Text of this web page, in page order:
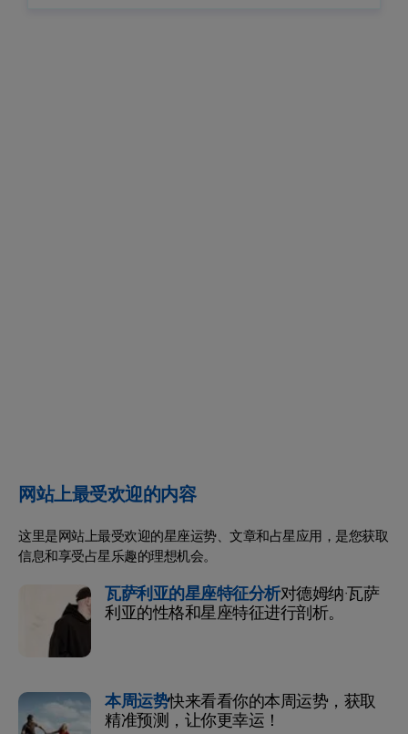
网站上最受欢迎的内容
这里是网站上最受欢迎的星座运势、文章和占星应用，是您获取
信息和享受占星乐趣的理想机会。
瓦萨利亚的星座特征分析对德姆纳·瓦萨
利亚的性格和星座特征进行剖析。
本周运势快来看看你的本周运势，获取
精准预测，让你更幸运！